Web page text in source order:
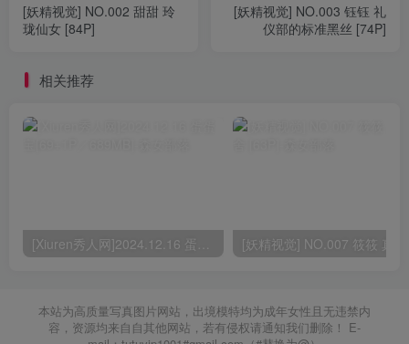
[妖精视觉] NO.002 甜甜 玲
珑仙女 [84P]
[妖精视觉] NO.003 钰钰 礼
仪部的标准黑丝 [74P]
相关推荐
本站为高质量写真图片网站，出境模特均为成年女性且无违禁内
容，资源均来自自其他网站，若有侵权请通知我们删除！ E-